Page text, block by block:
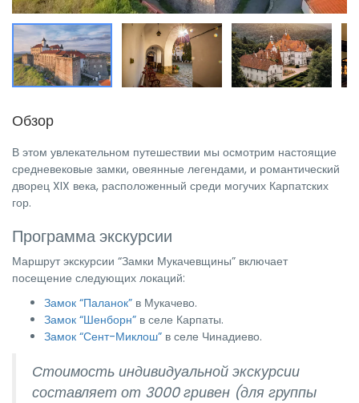
Обзор
В этом увлекательном путешествии мы осмотрим настоящие
средневековые замки, овеянные легендами, и романтический
дворец XIX века, расположенный среди могучих Карпатских
гор.
Программа экскурсии
Маршрут экскурсии “Замки Мукачевщины” включает
посещение следующих локаций:
Замок “Паланок” в Мукачево.
Замок “Шенборн” в селе Карпаты.
Замок “Сент-Миклош” в селе Чинадиево.
Стоимость индивидуальной экскурсии
составляет от 3000 гривен (для группы